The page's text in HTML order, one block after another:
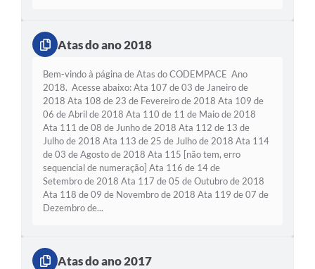
Atas do ano 2018
Bem-vindo à página de Atas do CODEMPACE Ano
2018. Acesse abaixo: Ata 107 de 03 de Janeiro de
2018 Ata 108 de 23 de Fevereiro de 2018 Ata 109 de
06 de Abril de 2018 Ata 110 de 11 de Maio de 2018
Ata 111 de 08 de Junho de 2018 Ata 112 de 13 de
Julho de 2018 Ata 113 de 25 de Julho de 2018 Ata 114
de 03 de Agosto de 2018 Ata 115 [não tem, erro
sequencial de numeração] Ata 116 de 14 de
Setembro de 2018 Ata 117 de 05 de Outubro de 2018
Ata 118 de 09 de Novembro de 2018 Ata 119 de 07 de
Dezembro de...
Atas do ano 2017